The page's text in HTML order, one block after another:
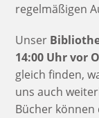
regelmäßigen
Unser
14:00 Uhr vor
gleich finden,
uns auch
Bücher können